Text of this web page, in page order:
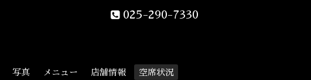
025-290-7330
写真 メニュー 店舗情報
空席状況